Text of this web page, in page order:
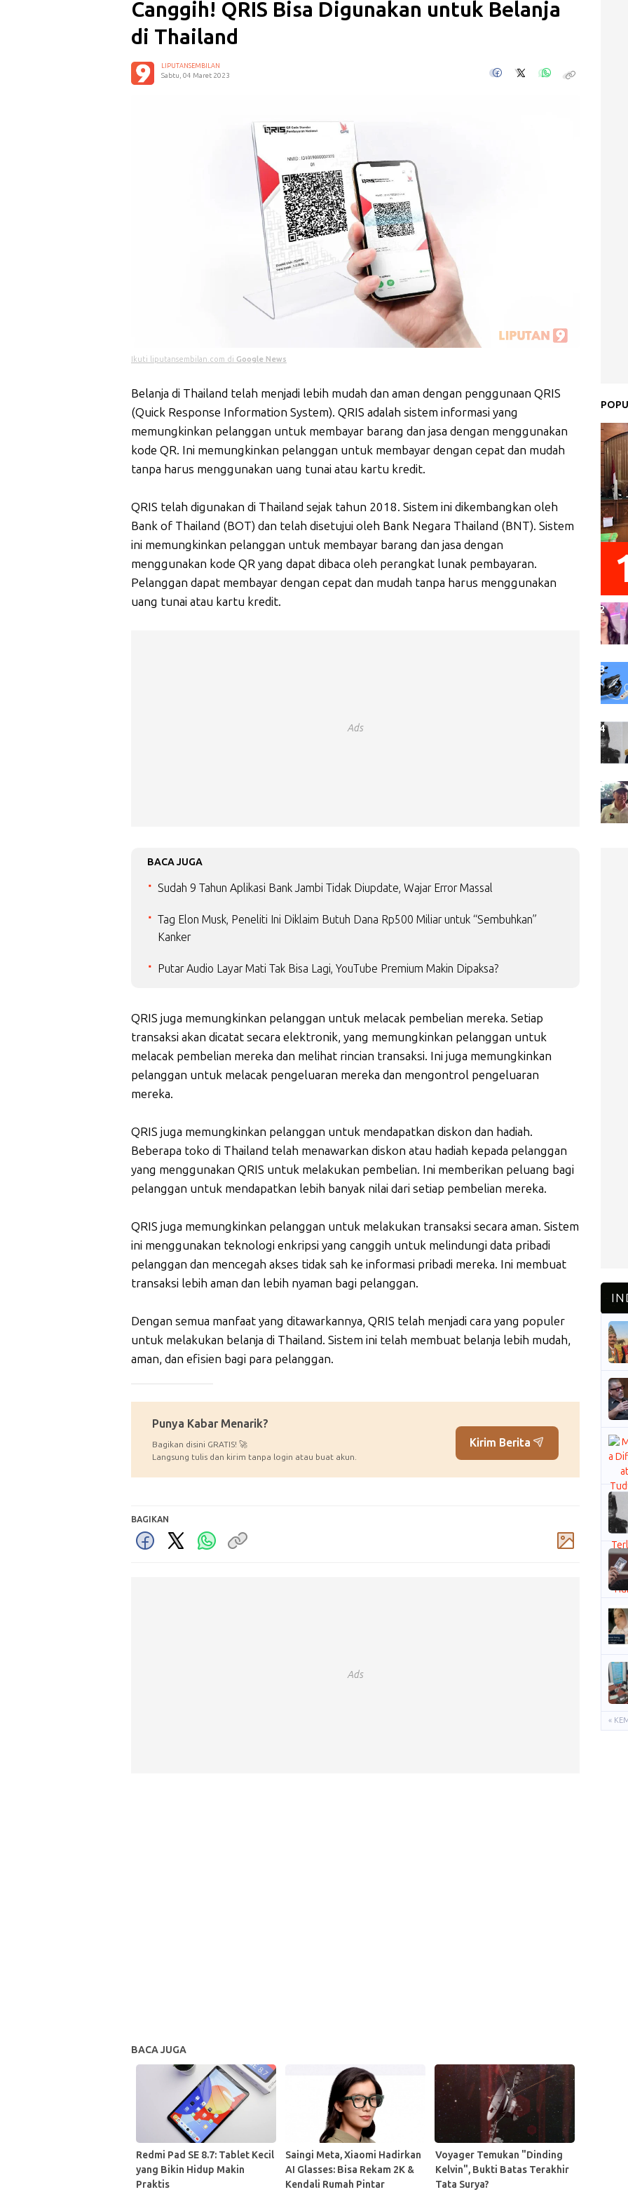
Canggih! QRIS Bisa Digunakan untuk Belanja
di Thailand
LIPUTANSEMBILAN
Sabtu, 04 Maret 2023
Ikuti liputansembilan.com di Google News
Belanja di Thailand telah menjadi lebih mudah dan aman dengan penggunaan QRIS
(Quick Response Information System). QRIS adalah sistem informasi yang
memungkinkan pelanggan untuk membayar barang dan jasa dengan menggunakan
kode QR. Ini memungkinkan pelanggan untuk membayar dengan cepat dan mudah
tanpa harus menggunakan uang tunai atau kartu kredit.
QRIS telah digunakan di Thailand sejak tahun 2018. Sistem ini dikembangkan oleh
Bank of Thailand (BOT) dan telah disetujui oleh Bank Negara Thailand (BNT). Sistem
ini memungkinkan pelanggan untuk membayar barang dan jasa dengan
menggunakan kode QR yang dapat dibaca oleh perangkat lunak pembayaran.
Pelanggan dapat membayar dengan cepat dan mudah tanpa harus menggunakan
uang tunai atau kartu kredit.
Ads
BACA JUGA
Sudah 9 Tahun Aplikasi Bank Jambi Tidak Diupdate, Wajar Error Massal
Tag Elon Musk, Peneliti Ini Diklaim Butuh Dana Rp500 Miliar untuk “Sembuhkan”
Kanker
Putar Audio Layar Mati Tak Bisa Lagi, YouTube Premium Makin Dipaksa?
QRIS juga memungkinkan pelanggan untuk melacak pembelian mereka. Setiap
transaksi akan dicatat secara elektronik, yang memungkinkan pelanggan untuk
melacak pembelian mereka dan melihat rincian transaksi. Ini juga memungkinkan
pelanggan untuk melacak pengeluaran mereka dan mengontrol pengeluaran
mereka.
QRIS juga memungkinkan pelanggan untuk mendapatkan diskon dan hadiah.
Beberapa toko di Thailand telah menawarkan diskon atau hadiah kepada pelanggan
yang menggunakan QRIS untuk melakukan pembelian. Ini memberikan peluang bagi
pelanggan untuk mendapatkan lebih banyak nilai dari setiap pembelian mereka.
QRIS juga memungkinkan pelanggan untuk melakukan transaksi secara aman. Sistem
ini menggunakan teknologi enkripsi yang canggih untuk melindungi data pribadi
pelanggan dan mencegah akses tidak sah ke informasi pribadi mereka. Ini membuat
transaksi lebih aman dan lebih nyaman bagi pelanggan.
Dengan semua manfaat yang ditawarkannya, QRIS telah menjadi cara yang populer
untuk melakukan belanja di Thailand. Sistem ini telah membuat belanja lebih mudah,
aman, dan efisien bagi para pelanggan.
Punya Kabar Menarik?
Bagikan disini GRATIS! 🚀
Langsung tulis dan kirim tanpa login atau buat akun.
Kirim Berita
BAGIKAN
Ads
BACA JUGA
Redmi Pad SE 8.7: Tablet Kecil
yang Bikin Hidup Makin
Praktis
Saingi Meta, Xiaomi Hadirkan
AI Glasses: Bisa Rekam 2K &
Kendali Rumah Pintar
Voyager Temukan "Dinding
Kelvin", Bukti Batas Terakhir
Tata Surya?
«